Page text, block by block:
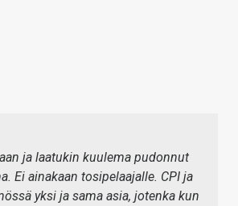
ja laatukin kuulema pudonnut
Ei ainakaan tosipelaajalle. CPI ja
yksi ja sama asia, jotenka kun